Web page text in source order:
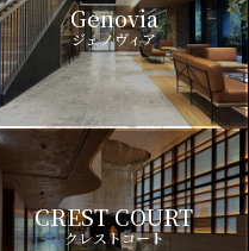
Genovia
ジェノヴィア
CREST COURT
クレストコート